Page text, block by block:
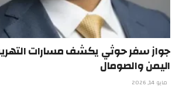
جواز سفر حوثي يكشف مسارات
اليمن والصومال
مايو 14, 2026